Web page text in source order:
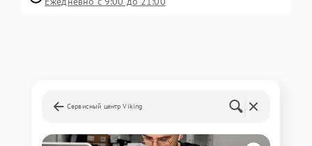
Сервисный центр Viking